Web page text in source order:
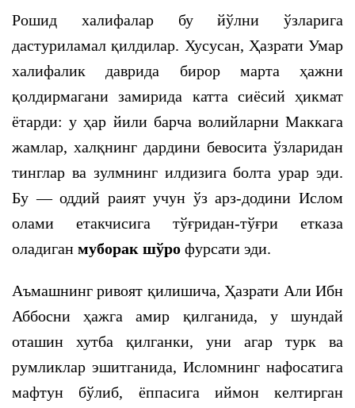
Рошид халифалар бу йўлни ўзларига
дастуриламал қилдилар. Хусусан, Ҳазрати Умар
халифалик даврида бирор марта ҳажни
қолдирмагани замирида катта сиёсий ҳикмат
ётарди: у ҳар йили барча волийларни Маккага
жамлар, халқнинг дардини бевосита ўзларидан
тинглар ва зулмнинг илдизига болта урар эди.
Бу — оддий раият учун ўз арз-додини Ислом
олами етакчисига тўғридан-тўғри етказа
оладиган муборак шўро фурсати эди.
Аъмашнинг ривоят қилишича, Ҳазрати Али Ибн
Аббосни ҳажга амир қилганида, у шундай
оташин хутба қилганки, уни агар турк ва
румликлар эшитганида, Исломнинг нафосатига
мафтун бўлиб, ёппасига иймон келтирган